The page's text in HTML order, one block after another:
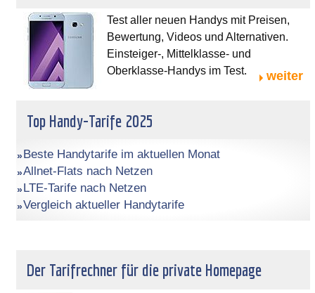
Test aller neuen Handys mit Preisen,
Bewertung, Videos und Alternativen.
Einsteiger-, Mittelklasse- und
Oberklasse-Handys im Test.
weiter
Top Handy-Tarife 2025
Beste Handytarife im aktuellen Monat
Allnet-Flats nach Netzen
LTE-Tarife nach Netzen
Vergleich aktueller Handytarife
Der Tarifrechner für die private Homepage